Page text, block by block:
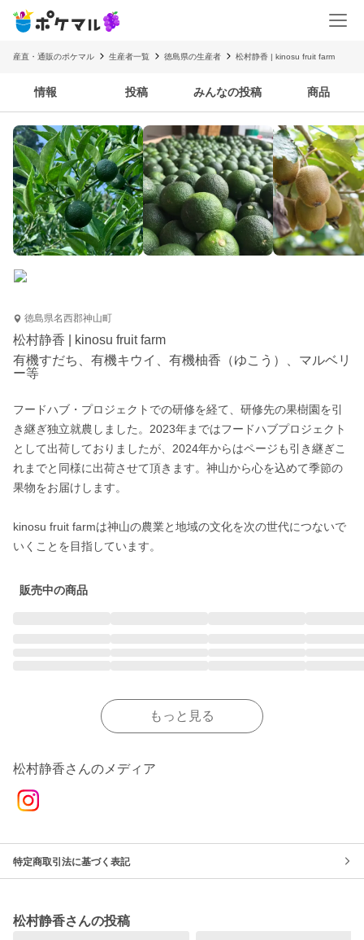
産直・通販のポケマル 生産者一覧 徳島県の生産者 松村静香 | kinosu fruit farm
情報 投稿 みんなの投稿 商品
徳島県名西郡神山町
松村静香 | kinosu fruit farm
有機すだち、有機キウイ、有機柚香（ゆこう）、マルベリ
ー等
フードハブ・プロジェクトでの研修を経て、研修先の果樹園を引
き継ぎ独立就農しました。2023年まではフードハブプロジェクト
として出荷しておりましたが、2024年からはページも引き継ぎこ
れまでと同様に出荷させて頂きます。神山から心を込めて季節の
果物をお届けします。
kinosu fruit farmは神山の農業と地域の文化を次の世代につないで
いくことを目指しています。
販売中の商品
もっと見る
松村静香さんのメディア
特定商取引法に基づく表記
松村静香さんの投稿